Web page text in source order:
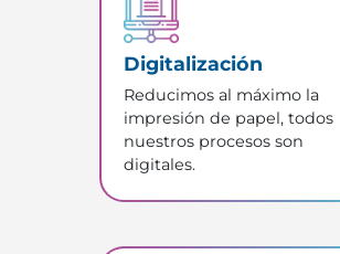
Digitalización
Reducimos al máximo la
impresión de papel, todos
nuestros procesos son
digitales.